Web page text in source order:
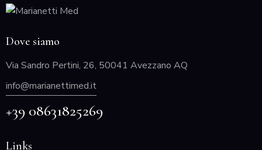
Dove siamo
Via Sandro Pertini, 26, 50041 Avezzano AQ
info@marianettimed.it
+39 08631825269
Links